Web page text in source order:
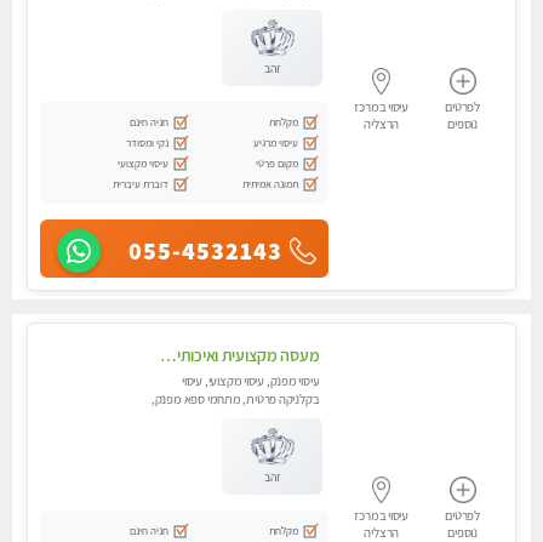
לפרטים
נוספים
עיסוי במרכז
הרצליה
זהב
מקלחת
חניה חינם
עיסוי מרגיע
נקי ומסודר
מקום פרטי
עיסוי מקצועי
תמונה אמיתית
דוברת עיברית
055-4532143
לפרטים
נוספים
עיסוי במרכז
הרצליה
מעסה מקצועית ואיכותית פרטי!! אירוח ברמה אחרת ...כולל שתיה חמה/קרה + בקבוק מים
עיסוי מפנק, עיסוי מקצועי, עיסוי
בקלניקה פרטית, מתחמי ספא מפנק,
זהב
מקלחת
חניה חינם